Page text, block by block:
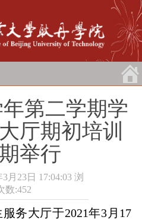
年第二学期学
厅期初培训
举行
月23日 17:04:03 浏
数:452
务大厅于2021年3月 17